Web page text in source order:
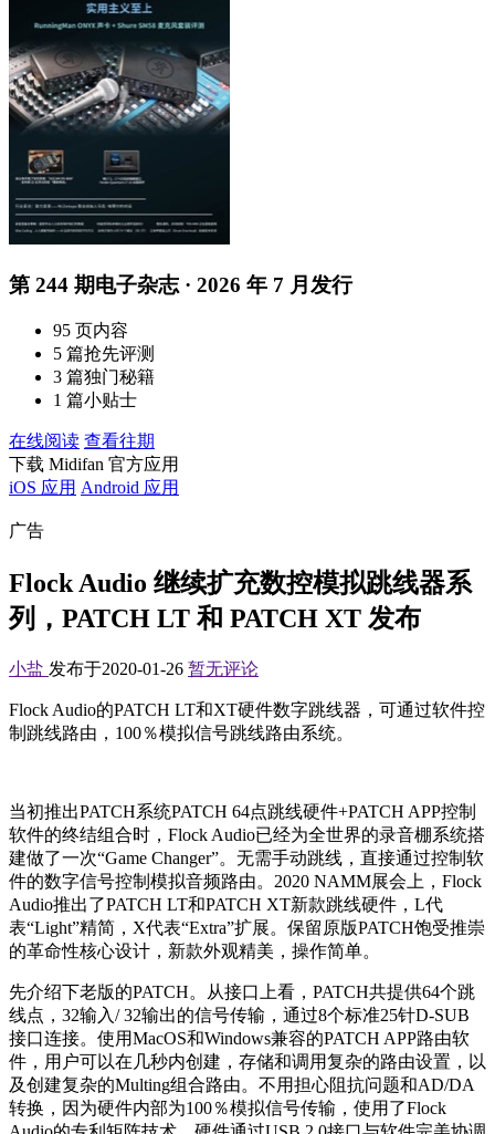
第 244 期电子杂志 · 2026 年 7 月发行
95 页内容
5 篇抢先评测
3 篇独门秘籍
1 篇小贴士
在线阅读 查看往期
下载 Midifan 官方应用
iOS 应用 Android 应用
广告
Flock Audio 继续扩充数控模拟跳线器系
列，PATCH LT 和 PATCH XT 发布
小盐 发布于2020-01-26 暂无评论
Flock Audio的PATCH LT和XT硬件数字跳线器，可通过软件控
制跳线路由，100％模拟信号跳线路由系统。
当初推出PATCH系统PATCH 64点跳线硬件+PATCH APP控制
软件的终结组合时，Flock Audio已经为全世界的录音棚系统搭
建做了一次“Game Changer”。无需手动跳线，直接通过控制软
件的数字信号控制模拟音频路由。2020 NAMM展会上，Flock
Audio推出了PATCH LT和PATCH XT新款跳线硬件，L代
表“Light”精简，X代表“Extra”扩展。保留原版PATCH饱受推崇
的革命性核心设计，新款外观精美，操作简单。
先介绍下老版的PATCH。从接口上看，PATCH共提供64个跳
线点，32输入/ 32输出的信号传输，通过8个标准25针D-SUB
接口连接。使用MacOS和Windows兼容的PATCH APP路由软
件，用户可以在几秒内创建，存储和调用复杂的路由设置，以
及创建复杂的Multing组合路由。不用担心阻抗问题和AD/DA
转换，因为硬件内部为100％模拟信号传输，使用了Flock